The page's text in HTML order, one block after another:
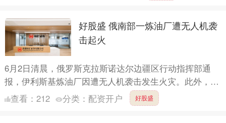
好股盛 俄南部一炼油厂遭无人机袭
击起火
6月2日清晨，俄罗斯克拉斯诺达尔边疆区行动指挥部通
报，伊利斯基炼油厂因遭无人机袭击发生火灾。此外，无
人机碎片坠落在当地一栋公寓楼区域内。相关袭击未造成
查看： 212 分类： 配资开户 好股盛